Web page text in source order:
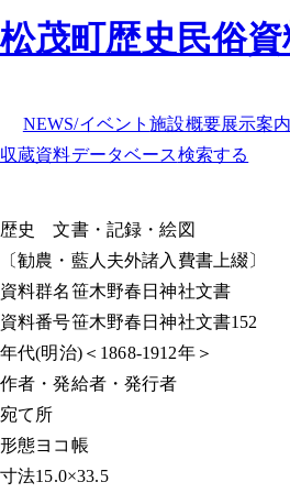
松茂町歴史民俗
NEWS/イベント施設概要展示案内
収蔵資料データベース検索する
歴史
文書・記録・絵図
〔勧農・藍人夫外諸入費書上綴〕
資料群名笹木野春日神社文書
資料番号笹木野春日神社文書152
年代(明治)＜1868-1912年＞
作者・発給者・発行者
宛て所
形態ヨコ帳
寸法15.0×33.5